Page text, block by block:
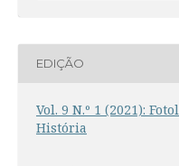
EDIÇÃO
Vol. 9 N.º 1 (2021):
História